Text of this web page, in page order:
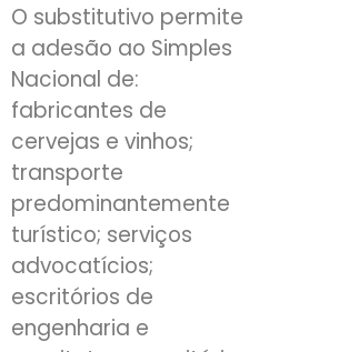
O substitutivo permite
a adesão ao Simples
Nacional de:
fabricantes de
cervejas e vinhos;
transporte
predominantemente
turístico; serviços
advocatícios;
escritórios de
engenharia e